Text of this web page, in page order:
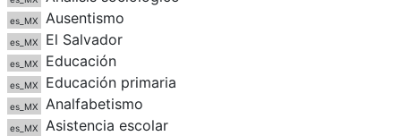
es_MX Ausentismo
es_MX El Salvador
es_MX Educación
es_MX Educación primaria
es_MX Analfabetismo
es_MX Asistencia escolar